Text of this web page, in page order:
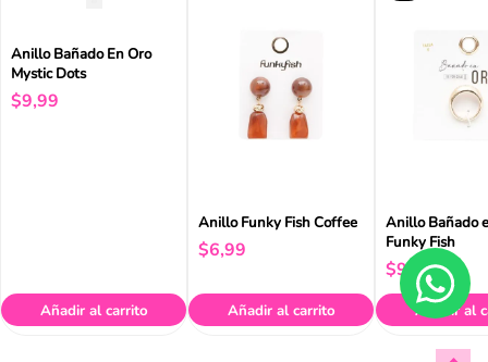
Anillo Bañado En Oro
Mystic Dots
$9,99
Añadir al carrito
Anillo Funky Fish Coffee
$6,99
Añadir al carrito
Anillo Bañado
Funky Fish
$9, 99
Añadir al